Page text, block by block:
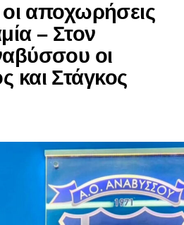
οι αποχωρήσεις
– Στον
οι
και Στάγκος